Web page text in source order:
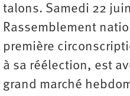
talons. Samedi 22
Rassemblement
première
à sa réélection, est
grand marché